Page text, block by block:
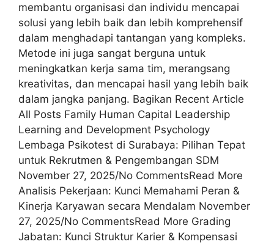
membantu organisasi dan individu mencapai
solusi yang lebih baik dan lebih komprehensif
dalam menghadapi tantangan yang kompleks.
Metode ini juga sangat berguna untuk
meningkatkan kerja sama tim, merangsang
kreativitas, dan mencapai hasil yang lebih baik
dalam jangka panjang. Bagikan Recent Article
All Posts Family Human Capital Leadership
Learning and Development Psychology
Lembaga Psikotest di Surabaya: Pilihan Tepat
untuk Rekrutmen & Pengembangan SDM
November 27, 2025/No CommentsRead More
Analisis Pekerjaan: Kunci Memahami Peran &
Kinerja Karyawan secara Mendalam November
27, 2025/No CommentsRead More Grading
Jabatan: Kunci Struktur Karier & Kompensasi